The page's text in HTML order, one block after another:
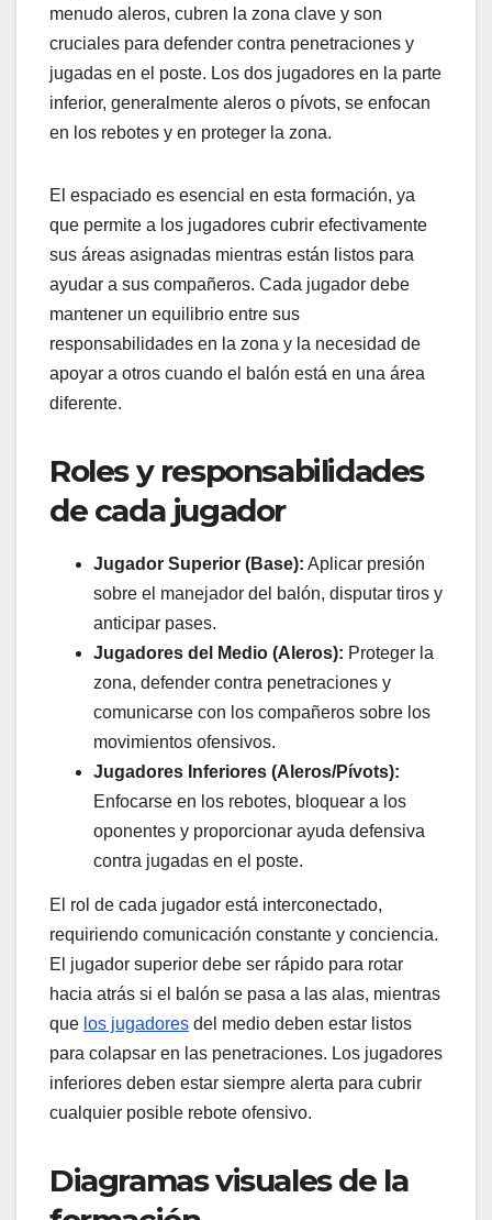
menudo aleros, cubren la zona clave y son
cruciales para defender contra penetraciones y
jugadas en el poste. Los dos jugadores en la parte
inferior, generalmente aleros o pívots, se enfocan
en los rebotes y en proteger la zona.
El espaciado es esencial en esta formación, ya
que permite a los jugadores cubrir efectivamente
sus áreas asignadas mientras están listos para
ayudar a sus compañeros. Cada jugador debe
mantener un equilibrio entre sus
responsabilidades en la zona y la necesidad de
apoyar a otros cuando el balón está en una área
diferente.
Roles y responsabilidades
de cada jugador
Jugador Superior (Base): Aplicar presión
sobre el manejador del balón, disputar tiros y
anticipar pases.
Jugadores del Medio (Aleros): Proteger la
zona, defender contra penetraciones y
comunicarse con los compañeros sobre los
movimientos ofensivos.
Jugadores Inferiores (Aleros/Pívots):
Enfocarse en los rebotes, bloquear a los
oponentes y proporcionar ayuda defensiva
contra jugadas en el poste.
El rol de cada jugador está interconectado,
requiriendo comunicación constante y conciencia.
El jugador superior debe ser rápido para rotar
hacia atrás si el balón se pasa a las alas, mientras
que los jugadores del medio deben estar listos
para colapsar en las penetraciones. Los jugadores
inferiores deben estar siempre alerta para cubrir
cualquier posible rebote ofensivo.
Diagramas visuales de la